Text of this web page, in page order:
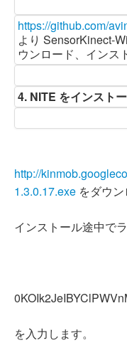
https://github.com/
より SensorKinect-
ウンロード、インス
4. NITE をインスト
http://
1.3.0.17.exe をダウ
インストール途中で
を入力します。